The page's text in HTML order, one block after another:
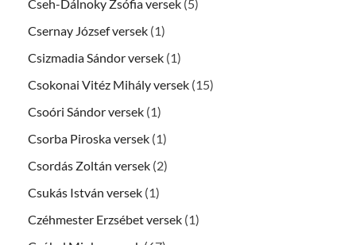
Cseh-Dálnoky Zsófia versek (5)
Csernay József versek (1)
Csizmadia Sándor versek (1)
Csokonai Vitéz Mihály versek (15)
Csoóri Sándor versek (1)
Csorba Piroska versek (1)
Csordás Zoltán versek (2)
Csukás István versek (1)
Czéhmester Erzsébet versek (1)